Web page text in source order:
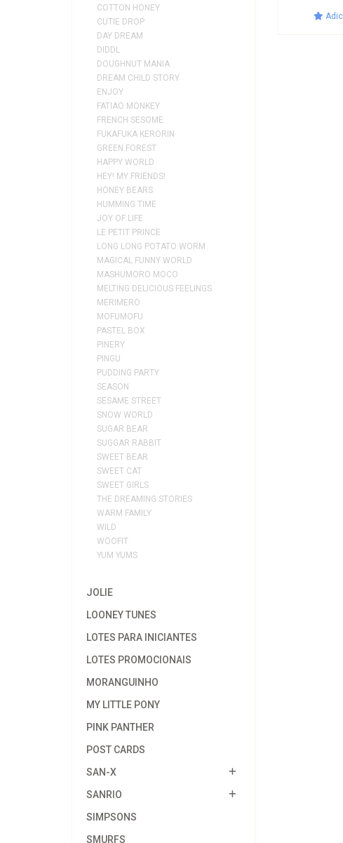
COTTON HONEY
CUTIE DROP
DAY DREAM
DIDDL
DOUGHNUT MANIA
DREAM CHILD STORY
ENJOY
FATIAO MONKEY
FRENCH SESOME
FUKAFUKA KERORIN
GREEN FOREST
HAPPY WORLD
HEY! MY FRIENDS!
HONEY BEARS
HUMMING TIME
JOY OF LIFE
LE PETIT PRINCE
LONG LONG POTATO WORM
MAGICAL FUNNY WORLD
MASHUMORO MOCO
MELTING DELICIOUS FEELINGS
MERIMERO
MOFUMOFU
PASTEL BOX
PINERY
PINGU
PUDDING PARTY
SEASON
SESAME STREET
SNOW WORLD
SUGAR BEAR
SUGGAR RABBIT
SWEET BEAR
SWEET CAT
SWEET GIRLS
THE DREAMING STORIES
WARM FAMILY
WILD
WOOFIT
YUM YUMS
JOLIE
LOONEY TUNES
LOTES PARA INICIANTES
LOTES PROMOCIONAIS
MORANGUINHO
MY LITTLE PONY
PINK PANTHER
POST CARDS
SAN-X
SANRIO
SIMPSONS
SMURFS